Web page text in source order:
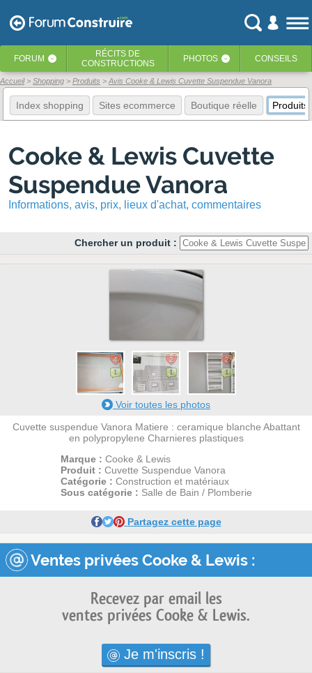
FORUM ‹ RÉCITS DE
CONSTRUCTIONS
PHOTOS ‹ CONSEILS
Accueil Shopping Produits Avis Cooke & Lewis Cuvette Suspendue Vanora
Index shopping Sites ecommerce Boutique réelle Produits
Cooke & Lewis Cuvette
Suspendue Vanora
Informations, avis, prix, lieux d'achat, commentaires
Chercher un produit :
4
1
2
1
2
1
Voir toutes les photos
Cuvette suspendue Vanora Matiere : ceramique blanche Abattant
en polypropylene Charnieres plastiques
Marque : Cooke & Lewis
Produit : Cuvette Suspendue Vanora
Catégorie : Construction et matériaux
Sous catégorie : Salle de Bain / Plomberie
Partagez cette page
Ventes privées Cooke & Lewis :
Recevez par email les
ventes privées Cooke & Lewis.
Je m'inscris !